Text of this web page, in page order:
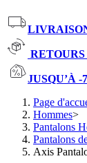
RETOURS
JUSQU’À -
Page
Hommes>
Pantalons
Pantalons
Axis